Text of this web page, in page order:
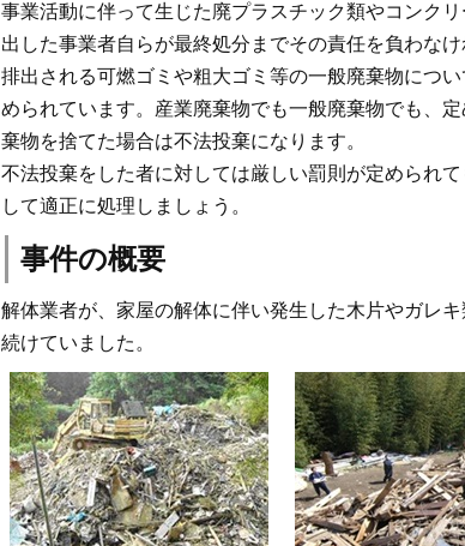
事業活動に伴って生じた廃プラスチック類やコンク
出した事業者自らが最終処分までその責任を負わな
排出される可燃ゴミや粗大ゴミ等の一般廃棄物につ
められています。産業廃棄物でも一般廃棄物でも、
棄物を捨てた場合は不法投棄になります。
不法投棄をした者に対しては厳しい罰則が定められ
して適正に処理しましょう。
事件の概要
解体業者が、家屋の解体に伴い発生した木片やガレ
続けていました。